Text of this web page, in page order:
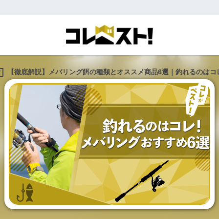
【徹底解説】メバリング餌の種類とオススメ商品6選｜釣れるのはコ